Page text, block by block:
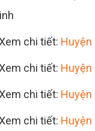
chi tiết: Huyện
chi tiết: Huyện
chi tiết: Huyện
chi tiết: Huyện